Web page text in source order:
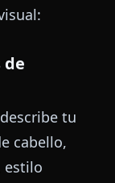
de
tu
cabello,
estilo